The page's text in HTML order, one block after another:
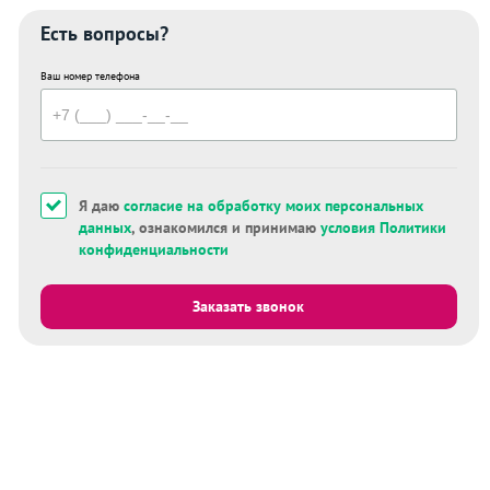
Есть вопросы?
Ваш номер телефона
Я даю согласие на обработку моих персональных
данных, ознакомился и принимаю условия Политики
конфиденциальности
Заказать звонок